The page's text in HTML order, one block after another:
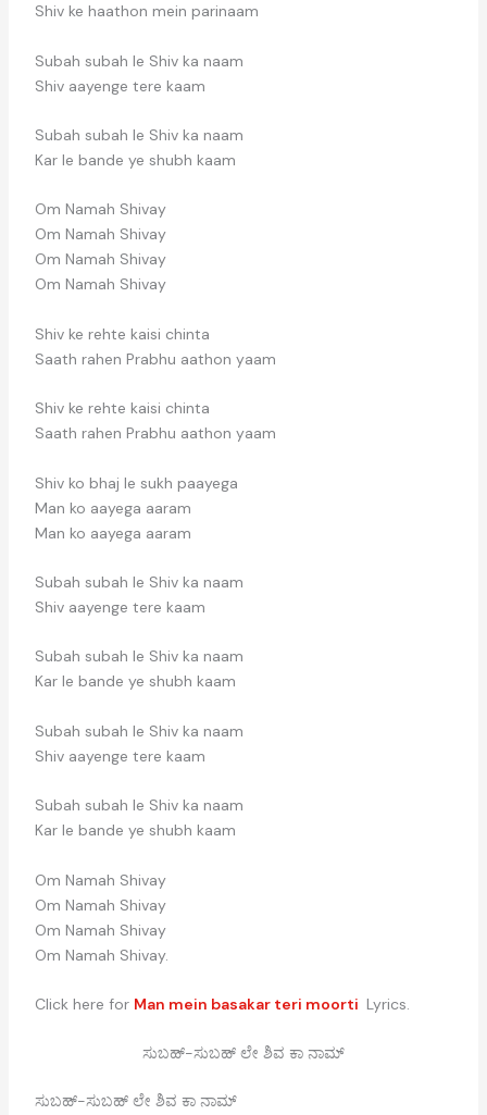
Shiv ke haathon mein parinaam
Subah subah le Shiv ka naam
Shiv aayenge tere kaam
Subah subah le Shiv ka naam
Kar le bande ye shubh kaam
Om Namah Shivay
Om Namah Shivay
Om Namah Shivay
Om Namah Shivay
Shiv ke rehte kaisi chinta
Saath rahen Prabhu aathon yaam
Shiv ke rehte kaisi chinta
Saath rahen Prabhu aathon yaam
Shiv ko bhaj le sukh paayega
Man ko aayega aaram
Man ko aayega aaram
Subah subah le Shiv ka naam
Shiv aayenge tere kaam
Subah subah le Shiv ka naam
Kar le bande ye shubh kaam
Subah subah le Shiv ka naam
Shiv aayenge tere kaam
Subah subah le Shiv ka naam
Kar le bande ye shubh kaam
Om Namah Shivay
Om Namah Shivay
Om Namah Shivay
Om Namah Shivay.
Click here for Man mein basakar teri moorti Lyrics.
ಸುಬಹ್-ಸುಬಹ್ ಲೇ ಶಿವ ಕಾ ನಾಮ್
ಸುಬಹ್-ಸುಬಹ್ ಲೇ ಶಿವ ಕಾ ನಾಮ್